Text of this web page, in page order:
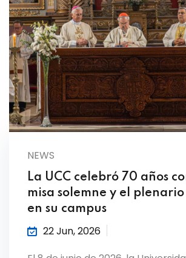
NEWS
La UCC celebró 70 años
misa solemne y el plenario
en su campus
22 Jun, 2026